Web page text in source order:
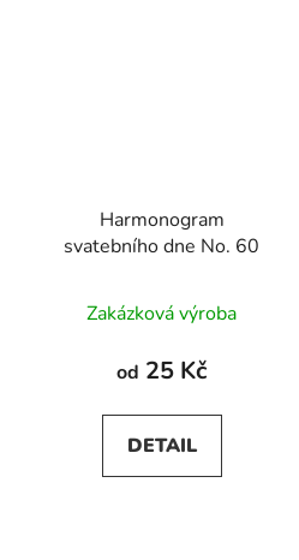
Harmonogram
svatebního dne No. 60
Zakázková výroba
od 25 Kč
DETAIL